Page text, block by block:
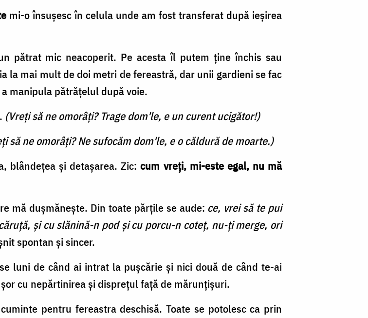
mi-o însușesc în celula unde am fost transferat după ieșirea
pătrat mic neacoperit. Pe acesta îl putem ține închis sau
la mai mult de doi metri de fereastră, dar unii gardieni se fac
manipula pătrățelul după voie.
(Vreți să ne omorâți? Trage dom'le, e un curent ucigător!)
să ne omorâți? Ne sufocăm dom'le, e o căldură de moarte.)
blândețea și detașarea. Zic:cum vreți, mi-este egal, nu mă
mă dușmănește. Din toate părțile se aude: ce, vrei să te pui
și cu slănină-n pod și cu porcu-n coteț, nu-ți merge, ori
spontan și sincer.
luni de când ai intrat la pușcărie și nici două de când te-ai
cu nepărtinirea și disprețul față de mărunțișuri.
pentru fereastra deschisă. Toate se potolesc ca prin